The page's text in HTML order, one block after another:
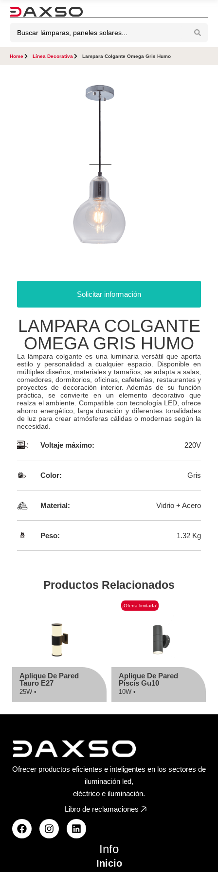
Home Línea Decorativa Lampara Colgante Omega Gris Humo
Solicitar información
LAMPARA COLGANTE
OMEGA GRIS HUMO
La lámpara colgante es una luminaria versátil que aporta
estilo y personalidad a cualquier espacio. Disponible en
múltiples diseños, materiales y tamaños, se adapta a salas,
comedores, dormitorios, oficinas, cafeterías, restaurantes y
proyectos de decoración interior. Además de su función
práctica, se convierte en un elemento decorativo que
realza el ambiente. Compatible con tecnología LED, ofrece
ahorro energético, larga duración y diferentes tonalidades
de luz para crear atmósferas cálidas o modernas según la
necesidad.
Voltaje máximo: 220V
Color: Gris
Material: Vidrio + Acero
Peso: 1.32 Kg
Productos Relacionados
Aplique De Pared
Tauro E27
25W •
¡Oferta limitada!
Aplique De Pared
Piscis Gu10
10W •
Ofrecer productos eficientes e inteligentes en los sectores de
iluminación led,
eléctrico e iluminación.
Libro de reclamaciones
Info
Inicio